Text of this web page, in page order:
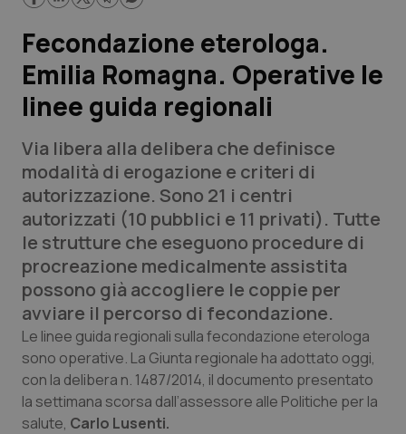
Lavoro e Professioni
Scienza e Farmaci
Studi e Analisi
Lettere al direttore
Edizioni Regionali
QS Pro
Professionisti Sanitari.AI
Abruzzo
Basilicata
QS Pro Gold
Artrite & artrosi
QS Club Newsletter
Fecondazione eterologa.
Emilia Romagna. Operative le
linee guida regionali
Via libera alla delibera che definisce
modalità di erogazione e criteri di
autorizzazione. Sono 21 i centri
autorizzati (10 pubblici e 11 privati). Tutte
le strutture che eseguono procedure di
procreazione medicalmente assistita
possono già accogliere le coppie per
avviare il percorso di fecondazione.
Le linee guida regionali sulla fecondazione eterologa
sono operative. La Giunta regionale ha adottato oggi,
con la delibera n. 1487/2014, il documento presentato
la settimana scorsa dall’assessore alle Politiche per la
salute, Carlo Lusenti.